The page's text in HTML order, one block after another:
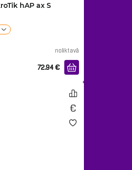
hAP ax S
noliktavā
72.94 €